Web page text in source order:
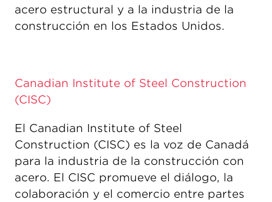
acero estructural y a la industria de la
construcción en los Estados Unidos.
Canadian Institute of Steel Construction
(CISC)
El Canadian Institute of Steel
Construction (CISC) es la voz de Canadá
para la industria de la construcción con
acero. El CISC promueve el diálogo, la
colaboración y el comercio entre partes